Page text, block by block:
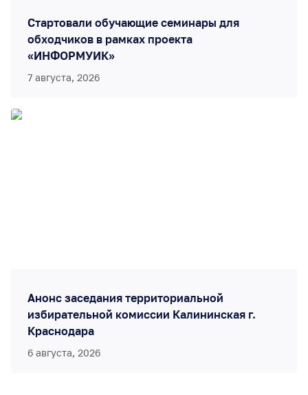
Стартовали обучающие семинары для
обходчиков в рамках проекта
«ИНФОРМУИК»
7 августа, 2026
Анонс заседания территориальной
избирательной комиссии Калининская г.
Краснодара
6 августа, 2026